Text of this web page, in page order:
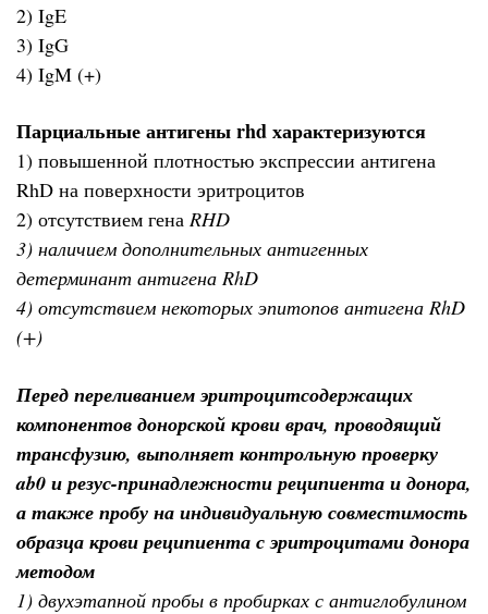
2) IgE
3) IgG
4) IgM (+)
Парциальные антигены rhd характеризуются
1) повышенной плотностью экспрессии антигена
RhD на поверхности эритроцитов
2) отсутствием гена RHD
3) наличием дополнительных антигенных
детерминант антигена RhD
4) отсутствием некоторых эпитопов антигена RhD
(+)
Перед переливанием эритроцитсодержащих
компонентов донорской крови врач, проводящий
трансфузию, выполняет контрольную проверку
ab0 и резус-принадлежности реципиента и донора,
а также пробу на индивидуальную совместимость
образца крови реципиента с эритроцитами донора
методом
1) двухэтапной пробы в пробирках с антиглобулином